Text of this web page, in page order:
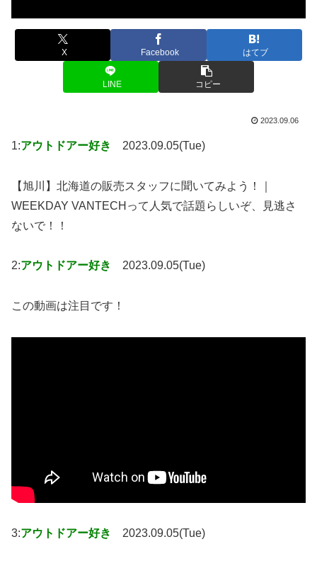
X Facebook はてブ
LINE コピー
2023.09.06
1:アウトドアー好き 2023.09.05(Tue)
【旭川】北海道の販売スタッフに聞いてみよう！｜
WEEKDAY VANTECHって人気で話題らしいぞ、見逃さ
ないで！！
2:アウトドアー好き 2023.09.05(Tue)
この動画は注目です！
3:アウトドアー好き 2023.09.05(Tue)